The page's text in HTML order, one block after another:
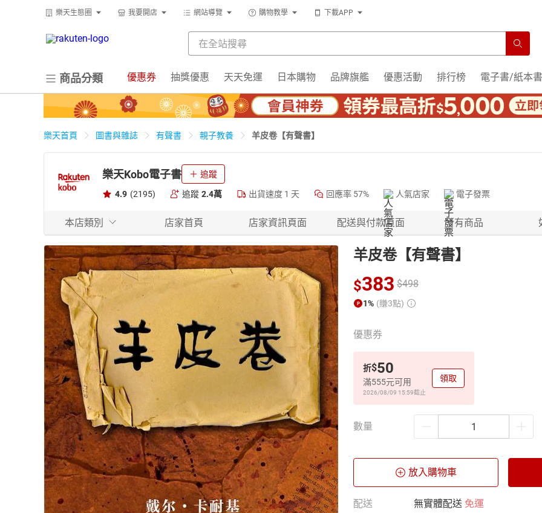
樂天生態圈 我要開店 網站導覽 購物教學 下載APP
商品分類 優惠券 抽獎優惠 天天免運 日本購物 品牌旗艦 優惠活動 排行榜 電子書/紙本書
樂天首頁 圖書與雜誌 有聲書 親子教養 羊皮卷【有聲書】
樂天Kobo電子書 追蹤
4.9 (2195) 追蹤 2.4萬 出貨速度 1 天 回應率 57% 人氣店家 電子發票
本店類別 店家首頁 店家資訊頁面 配送與付款頁面 所有商品
羊皮卷【有聲書】
$383 $498
1% (賺3點)
優惠券
折$50
滿555元可用
2026/08/09 15:59截止
領取
數量
放入購物車
配送 無實體配送 免運